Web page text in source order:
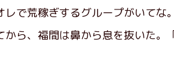
で荒稼ぎするグループがいてな
ら、福間は鼻から息を抜いた。